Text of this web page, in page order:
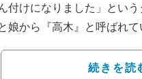
付けになりました」という
娘から『高木』と呼ばれて
から、くん付けになりまし
続きを読